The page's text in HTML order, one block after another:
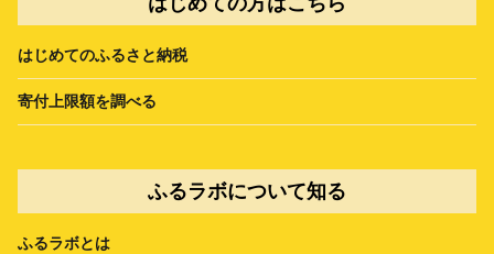
はじめてのふるさと納税
寄付上限額を調べる
ふるラボについて知る
ふるラボとは